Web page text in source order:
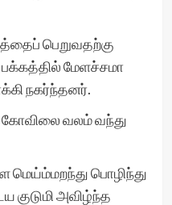
பெறுவதற்கு
மேளச்சமா
நகர்ந்தனர்.
கோவிலை வலம் வந்து
மெய்ம்மறந்து பொழிந்து
அவிழ்ந்த